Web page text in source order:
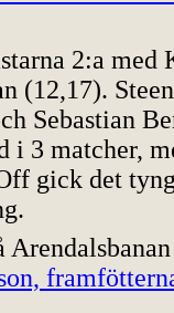
2:a med
(12,17).
Sebastian
i 3 matcher,
gick det